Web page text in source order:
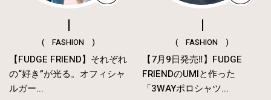
( FASHION )
【FUDGE FRIEND】それぞれ
の“好き”が光る。オフィシャ
ルガー...
( FASHION )
【7月9日発売‼︎】FUDGE
FRIENDのUMIと作った
「3WAYポロシャツ...